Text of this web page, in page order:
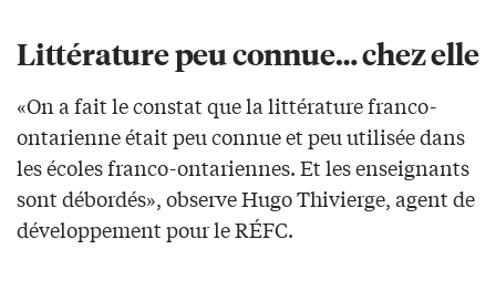
Littérature peu connue… chez elle
«On a fait le constat que la littérature franco-
ontarienne était peu connue et peu utilisée dans
les écoles franco-ontariennes. Et les enseignants
sont débordés», observe Hugo Thivierge, agent de
développement pour le RÉFC.